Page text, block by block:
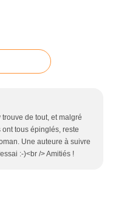
de tout, et malgré
tous épinglés, reste
Une auteure à suivre
:-)<br /> Amitiés !